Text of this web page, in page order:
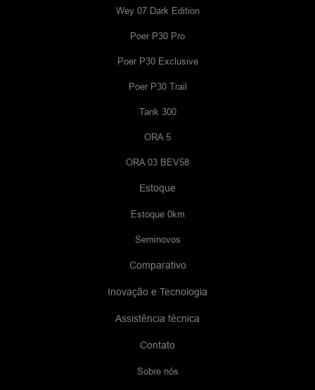
Wey 07 Dark Edition
Poer P30 Pro
Poer P30 Exclusive
Poer P30 Trail
Tank 300
ORA 5
ORA 03 BEV58
Estoque
Estoque 0km
Seminovos
Comparativo
Inovação e Tecnologia
Assistência técnica
Contato
Sobre nós